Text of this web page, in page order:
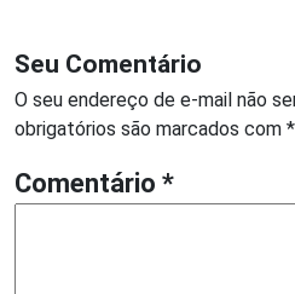
Seu Comentário
O seu endereço de e-mail não
obrigatórios são marcados com *
Comentário *